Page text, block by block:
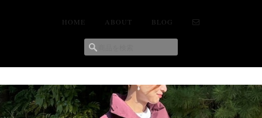
HOME ABOUT BLOG